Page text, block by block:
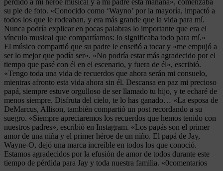
su pie de foto. «Conocido como ‘Wayno’ por la mayoría, impactó a
todos los que le rodeaban, y era más grande que la vida para mí.
Nunca podría explicar en pocas palabras lo importante que era el
vínculo musical que compartíamos: lo significaba todo para mí.»
El músico compartió que su padre le enseñó a tocar y «me empujó a
ser lo mejor que podía ser». «No podría estar más agradecido por el
tiempo que pasé con él en el escenario, y fuera de él», escribió.
«Tengo toda una vida de recuerdos que ahora serán mi consuelo,
mientras afronto esta vida ahora sin él. Descansa en paz mi precioso
papá, siempre estuve orgulloso de ser llamado tu hijo, y te echaré de
menos siempre. Disfruta del cielo, te lo has ganado… «La esposa de
DeMarcus, Allison, también compartió un post recordando a su
suegro. «Siempre apreciaremos los recuerdos que hemos tenido con
nuestros padres», escribió en Instagram. «Los papás son el primer
amor de una niña y el primer héroe de un niño. El papá de Jay,
Wayne-O, dejó una marca increíble en todos los que conoció.
Estamos agradecidos por la efusión de amor de todos durante este
tiempo de pérdida para Jay y toda nuestra familia. «0comentarios